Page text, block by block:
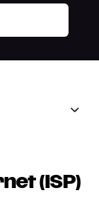
(ISP)